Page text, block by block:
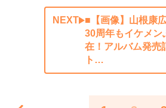
NEXT
■【画像】山根康
30周年もイケメン
在！アルバム発売
ト…